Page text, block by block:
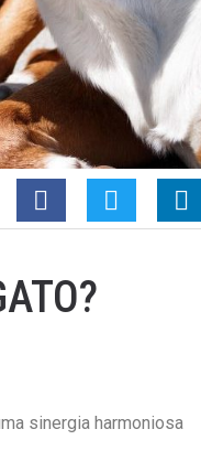
sinergia harmoniosa